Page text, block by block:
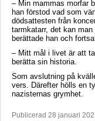
– Min mammas morfar
han förstod vad som
dödsattesten från
tarmkatarr, det kan
berättade han och
– Mitt mål i livet är att
berätta sin historia.
Som avslutning på
vers. Därefter hölls en
nazisternas grymhet.
Publicerad 28 januari